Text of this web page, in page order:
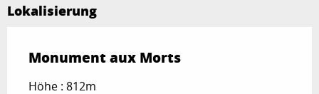
Lokalisierung
Monument aux Morts
Höhe : 812m